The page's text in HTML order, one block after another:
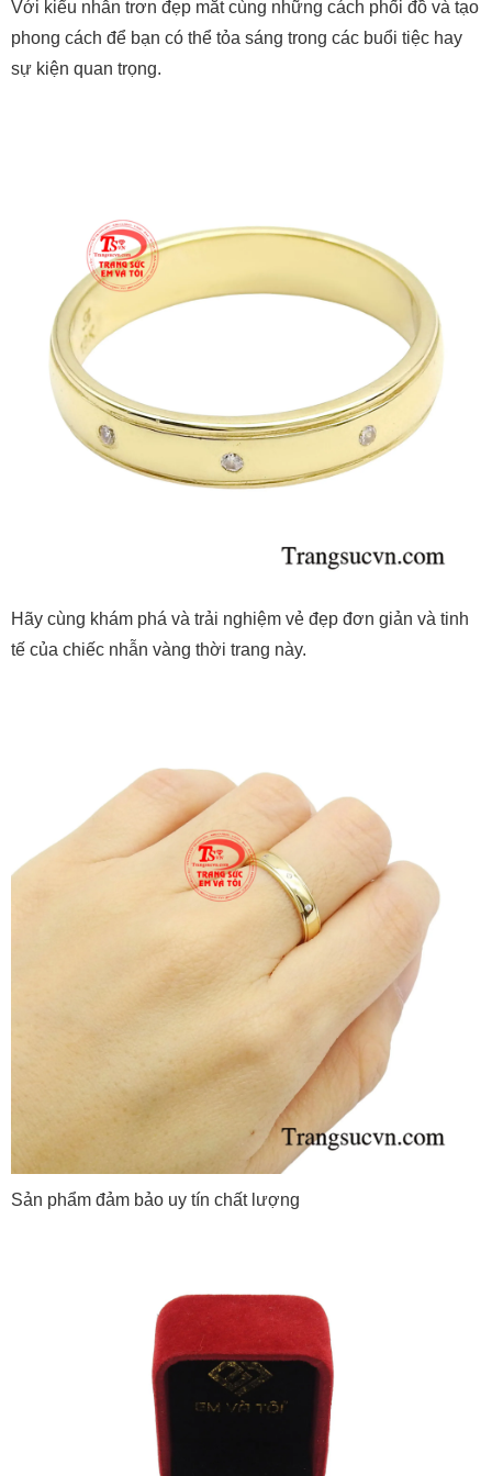
Với kiểu nhẫn trơn đẹp mắt cùng những cách phối đồ và tạo
phong cách để bạn có thể tỏa sáng trong các buổi tiệc hay
sự kiện quan trọng.
Hãy cùng khám phá và trải nghiệm vẻ đẹp đơn giản và tinh
tế của chiếc nhẫn vàng thời trang này.
Sản phẩm đảm bảo uy tín chất lượng